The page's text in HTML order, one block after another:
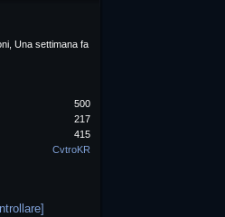
Una settimana fa
500
217
415
CvtroKR